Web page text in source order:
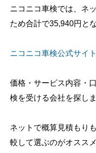
ニコニコ車検では、ネ
ため合計で35,940円と
ニコニコ車検公式サイ
価格・サービス内容・
検を受ける会社を探しま
ネットで概算見積もり
較して選ぶのがオスス